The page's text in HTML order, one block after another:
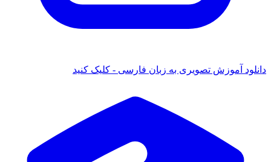
آموزش تصویری به زبان فارسی - کلیک کنید